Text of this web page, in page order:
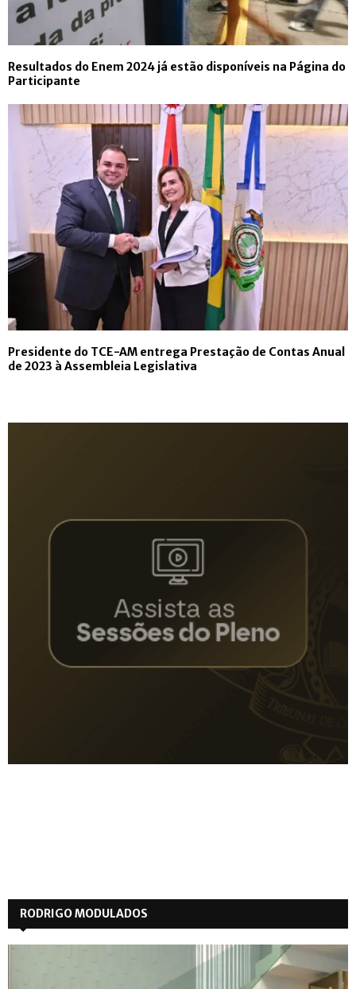
Resultados do Enem 2024 já estão disponíveis na Página do
Participante
Presidente do TCE-AM entrega Prestação de Contas Anual
de 2023 à Assembleia Legislativa
RODRIGO MODULADOS